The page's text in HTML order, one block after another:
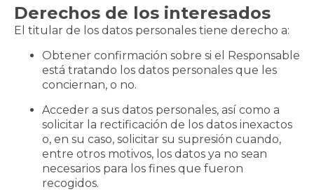
Derechos de los interesados
El titular de los datos personales tiene derecho a:
Obtener confirmación sobre si el Responsable
está tratando los datos personales que les
conciernan, o no.
Acceder a sus datos personales, así como a
solicitar la rectificación de los datos inexactos
o, en su caso, solicitar su supresión cuando,
entre otros motivos, los datos ya no sean
necesarios para los fines que fueron
recogidos.